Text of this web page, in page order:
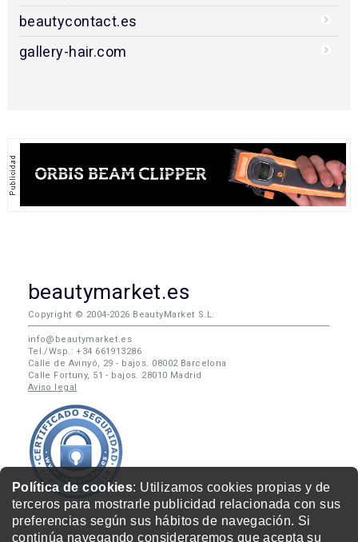
Política de cookies: Utilizamos cookies propias y de
terceros para mostrarle publicidad relacionada con sus
preferencias según sus hábitos de navegación. Si
continúa navegando consideraremos que acepta su
beautycontact.es
gallery-hair.com
beautymarket.es
Copyright © 2004-2026 BeautyMarket S.L.
info@beautymarket.es
Tel./Wsp.: +34 661913286
Calle de Avinyó, 29 - bajos. 08002 Barcelona
Calle Fortuny, 51 - bajos. 28010 Madrid
Aviso legal